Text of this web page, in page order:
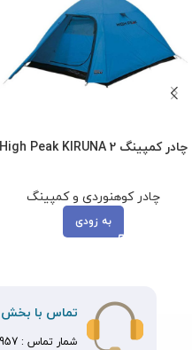
چادر کمپینگ High Peak KIRUNA 2
چادر کوهنوردی و کمپینگ
به زودی
تماس با
شمار تماس :